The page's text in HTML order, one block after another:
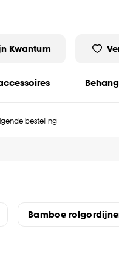
Kwantum
Behang
bestelling
Bamboe